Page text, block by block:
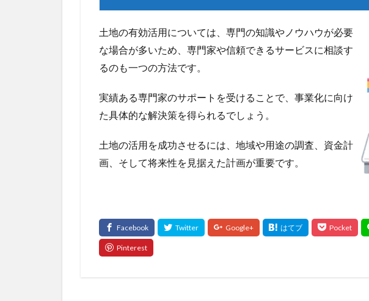
土地の有効活用については、専門の知識やノウハウが必要
な場合が多いため、専門家や信頼できるサービスに相談す
るのも一つの方法です。
実績ある専門家のサポートを受けることで、事業化に向け
た具体的な解決策を得られるでしょう。
土地の活用を成功させるには、地域や用途の調査、資金計
画、そして将来性を見据えた計画が重要です。